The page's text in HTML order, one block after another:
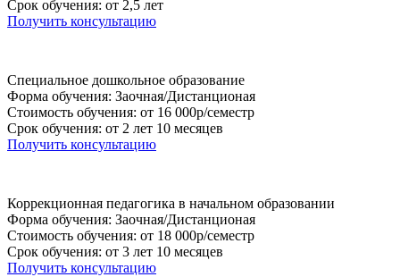
Срок обучения: от 2,5 лет
Получить консультацию
Специальное дошкольное образование
Форма обучения: Заочная/Дистанционая
Стоимость обучения: от 16 000р/семестр
Срок обучения: от 2 лет 10 месяцев
Получить консультацию
Коррекционная педагогика в начальном образовании
Форма обучения: Заочная/Дистанционая
Стоимость обучения: от 18 000р/семестр
Срок обучения: от 3 лет 10 месяцев
Получить консультацию